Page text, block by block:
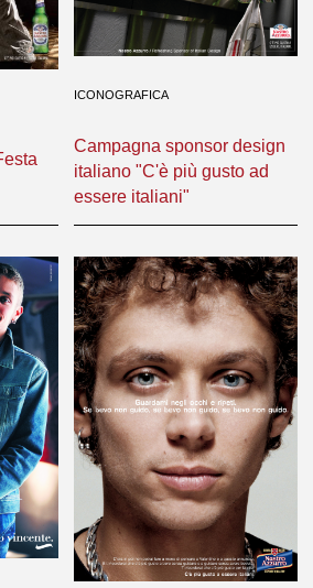
ICONOGRAFICA
Campagna sponsor design
italiano "C'è più gusto ad
essere italiani"